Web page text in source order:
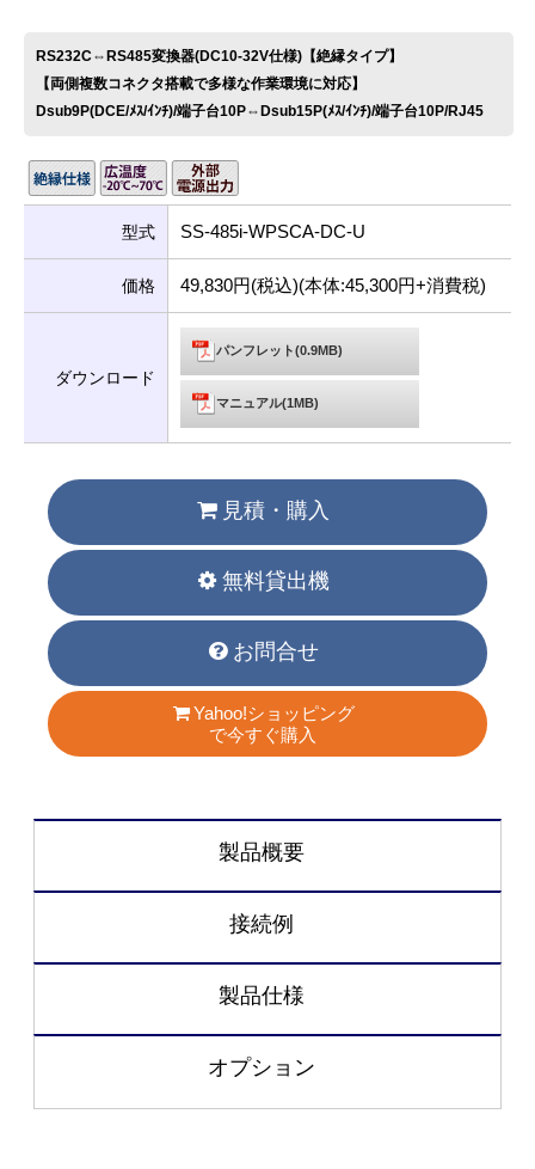
RS232C⇔RS485変換器(DC10-32V仕様)【絶縁タイプ】
【両側複数コネクタ搭載で多様な作業環境に対応】
Dsub9P(DCE/ﾒｽ/ｲﾝﾁ)/端子台10P⇔Dsub15P(ﾒｽ/ｲﾝﾁ)/端子台10P/RJ45
型式 SS-485i-WPSCA-DC-U
価格 49,830円(税込)(本体:45,300円+消費税)
ダウンロード
パンフレット(0.9MB)
マニュアル(1MB)
見積・購入
無料貸出機
お問合せ
Yahoo!ショッピング
で今すぐ購入
製品概要
接続例
製品仕様
オプション